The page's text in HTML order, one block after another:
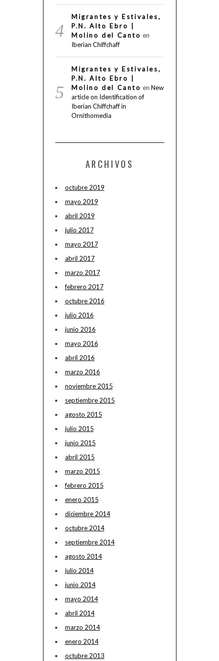
Migrantes y Estivales,
P.N. Alto Ebro |
Molino del Canto en
Iberian Chiffchaff
Migrantes y Estivales,
P.N. Alto Ebro |
Molino del Canto en New
article on Identification of
Iberian Chiffchaff in
Ornithomedia
ARCHIVOS
octubre 2019
mayo 2019
abril 2019
julio 2017
mayo 2017
abril 2017
marzo 2017
febrero 2017
octubre 2016
julio 2016
junio 2016
mayo 2016
abril 2016
marzo 2016
noviembre 2015
septiembre 2015
agosto 2015
julio 2015
junio 2015
abril 2015
marzo 2015
febrero 2015
enero 2015
diciembre 2014
octubre 2014
septiembre 2014
agosto 2014
julio 2014
junio 2014
mayo 2014
abril 2014
marzo 2014
enero 2014
octubre 2013